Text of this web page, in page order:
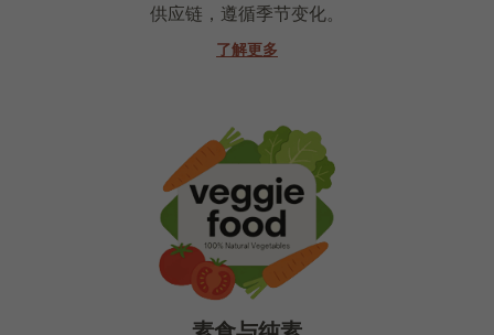
供应链，遵循季节变化。
了解更多